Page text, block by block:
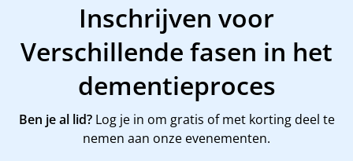
Inschrijven voor
Verschillende fasen in het
dementieproces
Ben je al lid?Log je in om gratis of met korting deel te
nemen aan onze evenementen.